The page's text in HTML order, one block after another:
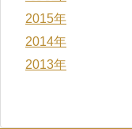
2015年
2014年
2013年